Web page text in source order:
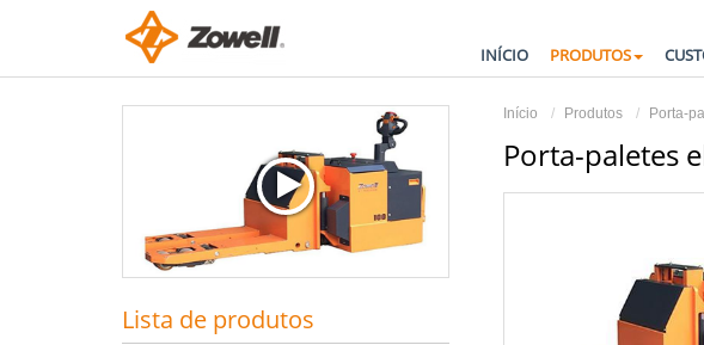
INÍCIO PRODUTOS
Início Produtos Porta-
Porta-paletes
Lista de produtos